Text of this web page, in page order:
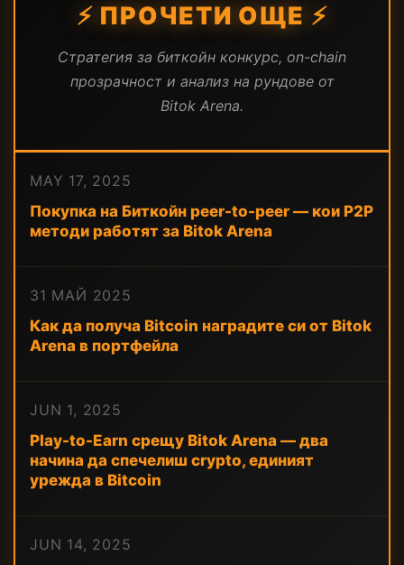
⚡ ПРОЧЕТИ ОЩЕ ⚡
Стратегия за биткойн конкурс, on-chain
прозрачност и анализ на рундове от
Bitok Arena.
MAY 17, 2025
Покупка на Биткойн peer-to-peer — кои P2P
методи работят за Bitok Arena
31 МАЙ 2025
Как да получа Bitcoin наградите си от Bitok
Arena в портфейла
JUN 1, 2025
Play-to-Earn срещу Bitok Arena — два
начина да спечелиш crypto, единият
урежда в Bitcoin
JUN 14, 2025